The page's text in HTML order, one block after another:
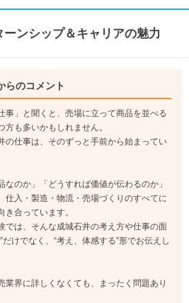
ンシップ＆キャリアの魅力
らのコメント
事」と聞くと、売場に立って商品を並べる
方も多いかもしれません。
の仕事は、そのずっと手前から始まってい
なのか」「どうすれば価値が伝わるのか」
仕入・製造・物流・売場づくりのすべてに
き合っています。
では、そんな成城石井の考え方や仕事の面
だけでなく、“考え、体感する”形でお伝えし
業界に詳しくなくても、まったく問題あり